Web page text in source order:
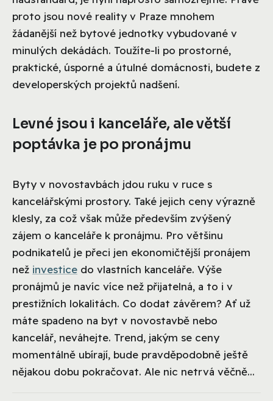
proto jsou nové reality v Praze mnohem
žádanější než bytové jednotky vybudované v
minulých dekádách. Toužíte-li po prostorné,
praktické, úsporné a útulné domácnosti, budete z
developerských projektů nadšení.
Levné jsou i kanceláře, ale větší
poptávka je po pronájmu
Byty v novostavbách jdou ruku v ruce s
kancelářskými prostory. Také jejich ceny výrazně
klesly, za což však může především zvýšený
zájem o kanceláře k pronájmu. Pro většinu
podnikatelů je přeci jen ekonomičtější pronájem
než investice do vlastních kanceláře. Výše
pronájmů je navíc více než přijatelná, a to i v
prestižních lokalitách. Co dodat závěrem? Ať už
máte spadeno na byt v novostavbě nebo
kancelář, neváhejte. Trend, jakým se ceny
momentálně ubírají, bude pravděpodobně ještě
nějakou dobu pokračovat. Ale nic netrvá věčně...